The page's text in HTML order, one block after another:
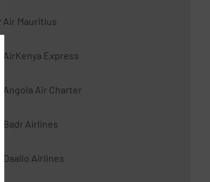
Air Mauritius
AirKenya Express
Angola Air Charter
Badr Airlines
Daallo Airlines